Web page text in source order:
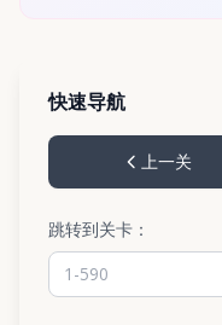
快速导航
上一关
跳转到关卡：